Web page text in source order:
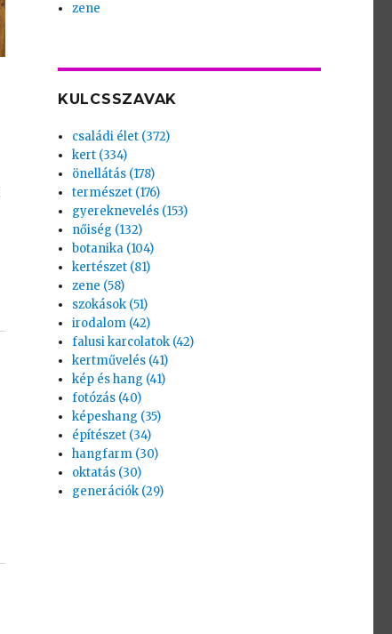
zene
KULCSSZAVAK
családi élet (372)
kert (334)
önellátás (178)
természet (176)
gyereknevelés (153)
nőiség (132)
botanika (104)
kertészet (81)
zene (58)
szokások (51)
irodalom (42)
falusi karcolatok (42)
kertművelés (41)
kép és hang (41)
fotózás (40)
képeshang (35)
építészet (34)
hangfarm (30)
oktatás (30)
generációk (29)